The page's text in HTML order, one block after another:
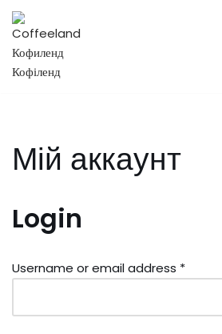
Перейти
до
вмісту
Мій аккаунт
Login
Username or email address *